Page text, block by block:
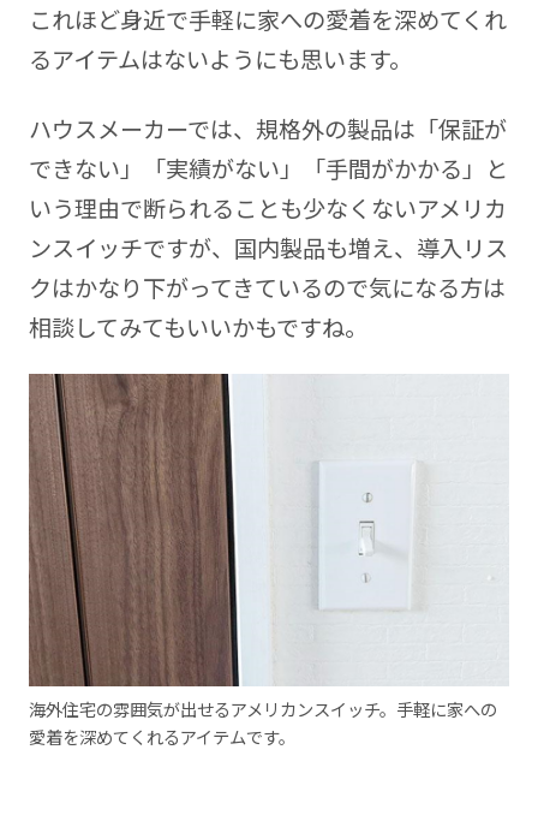
これほど身近で手軽に家への愛着を深めてくれ
るアイテムはないようにも思います。
ハウスメーカーでは、規格外の製品は「保証が
できない」「実績がない」「手間がかかる」と
いう理由で断られることも少なくないアメリカ
ンスイッチですが、国内製品も増え、導入リス
クはかなり下がってきているので気になる方は
相談してみてもいいかもですね。
海外住宅の雰囲気が出せるアメリカンスイッチ。手軽に家への
愛着を深めてくれるアイテムです。